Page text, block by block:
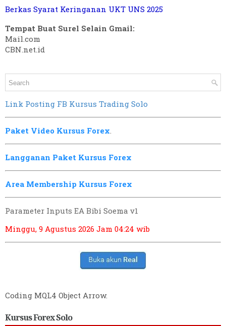
Berkas Syarat Keringanan UKT UNS 2025
Tempat Buat Surel Selain Gmail:
Mail.com
CBN.net.id
Link Posting FB Kursus Trading Solo
Paket Video Kursus Forex.
Langganan Paket Kursus Forex
Area Membership Kursus Forex
Parameter Inputs EA Bibi Soema v1
Minggu, 9 Agustus 2026 Jam 04:24 wib
Coding MQL4 Object Arrow.
Kursus Forex Solo